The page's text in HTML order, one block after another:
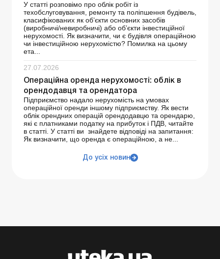
У статті розповімо про облік робіт із
техобслуговування, ремонту та поліпшення будівель,
класифікованих як об’єкти основних засобів
(виробничі/невиробничі) або об’єкти інвестиційної
нерухомості. Як визначити, чи є будівля операційною
чи інвестиційною нерухомістю? Помилка на цьому
ета...
27.07.2026
Операційна оренда нерухомості: облік в
орендодавця та орендатора
Підприємство надало нерухомість на умовах
операційної оренди іншому підприємству. Як вести
облік орендних операцій орендодавцю та орендарю,
які є платниками податку на прибуток і ПДВ, читайте
в статті. У статті ви знайдете відповіді на запитання:
Як визначити, що оренда є операційною, а не...
До усіх новин